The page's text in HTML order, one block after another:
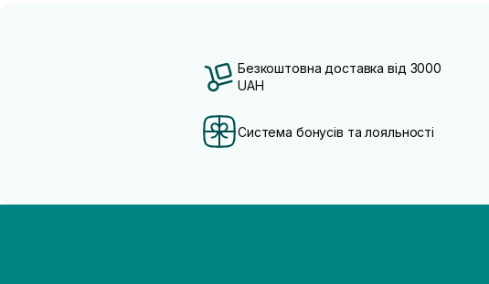
Безкоштовна доставка від 3000
UAH
Система бонусів та лояльності